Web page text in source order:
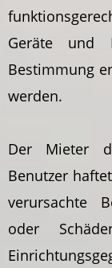
Geräte und
Bestimmung
werden.
Der Mieter
Benutzer
verursachte
oder